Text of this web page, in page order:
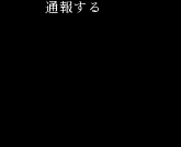
通報する